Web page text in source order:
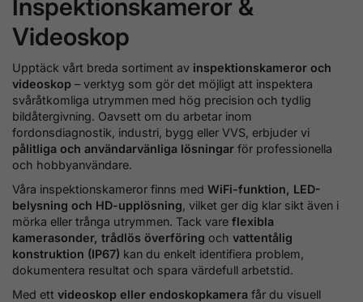
Inspektionskameror &
Videoskop
Upptäck vårt breda sortiment av inspektionskameror och
videoskop – verktyg som gör det möjligt att inspektera
svåråtkomliga utrymmen med hög precision och tydlig
bildåtergivning. Oavsett om du arbetar inom
fordonsdiagnostik, industri, bygg eller VVS, erbjuder vi
pålitliga och användarvänliga lösningar för professionella
och hobbyanvändare.
Våra inspektionskameror finns med WiFi-funktion, LED-
belysning och HD-upplösning, vilket ger dig klar sikt även i
mörka eller trånga utrymmen. Tack vare flexibla
kamerasonder, trådlös överföring och vattentålig
konstruktion (IP67) kan du enkelt identifiera problem,
dokumentera resultat och spara värdefull arbetstid.
Med ett videoskop eller endoskopkamera får du visuell